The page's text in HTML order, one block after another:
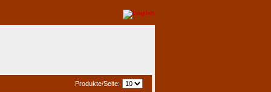
Produkte/Seite: